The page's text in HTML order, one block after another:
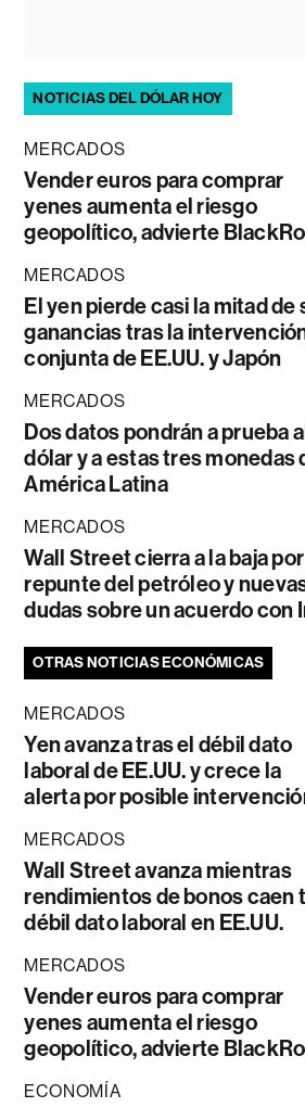
NOTICIAS DEL DÓLAR HOY
MERCADOS
Vender euros para comprar
yenes aumenta el riesgo
geopolítico, advierte
MERCADOS
El yen pierde casi la mitad de
ganancias tras la
conjunta de EE.UU. y Japón
MERCADOS
Dos datos pondrán a prueba
dólar y a estas tres monedas
América Latina
MERCADOS
Wall Street cierra a la baja
repunte del petróleo y
dudas sobre un acuerdo con
OTRAS NOTICIAS ECONÓMICAS
MERCADOS
Yen avanza tras el débil dato
laboral de EE.UU. y crece la
alerta por posible
MERCADOS
Wall Street avanza mientras
rendimientos de bonos caen
débil dato laboral en EE.UU.
MERCADOS
Vender euros para comprar
yenes aumenta el riesgo
geopolítico, advierte
ECONOMÍA